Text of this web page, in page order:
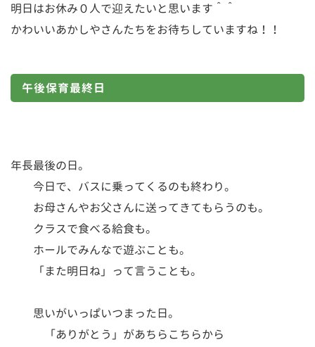
明日はお休み０人で迎えたいと思います＾＾
かわいいあかしやさんたちをお待ちしていますね！！
午後保育最終日
年長最後の日。
今日で、バスに乗ってくるのも終わり。
お母さんやお父さんに送ってきてもらうのも。
クラスで食べる給食も。
ホールでみんなで遊ぶことも。
「また明日ね」って言うことも。
思いがいっぱいつまった日。
「ありがとう」があちらこちらから